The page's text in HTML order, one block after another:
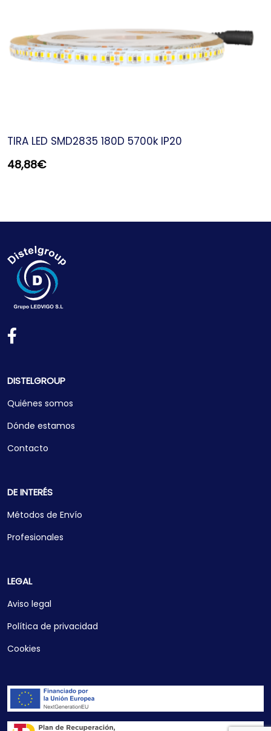
TIRA LED SMD2835 180D 5700k IP20
48,88€
DISTELGROUP
Quiénes somos
Dónde estamos
Contacto
DE INTERÉS
Métodos de Envío
Profesionales
LEGAL
Aviso legal
Política de privacidad
Cookies